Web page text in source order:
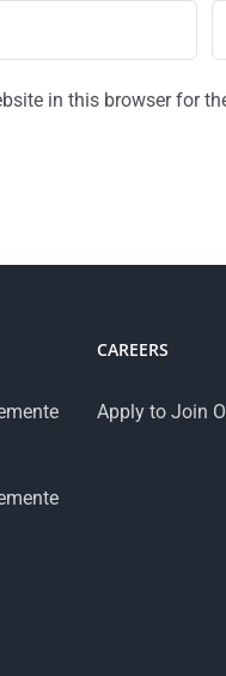
in this browser for
CAREERS
Apply to Join